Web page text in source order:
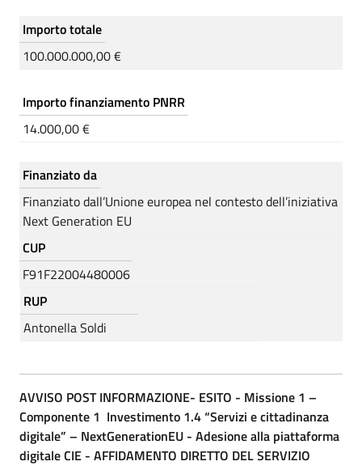
Importo totale
100.000.000,00 €
Importo finanziamento PNRR
14.000,00 €
Finanziato da
Finanziato dall’Unione europea nel contesto dell’iniziativa
Next Generation EU
CUP
F91F22004480006
RUP
Antonella Soldi
AVVISO POST INFORMAZIONE- ESITO - Missione 1 –
Componente 1 Investimento 1.4 “Servizi e cittadinanza
digitale” – NextGenerationEU - Adesione alla piattaforma
digitale CIE - AFFIDAMENTO DIRETTO DEL SERVIZIO